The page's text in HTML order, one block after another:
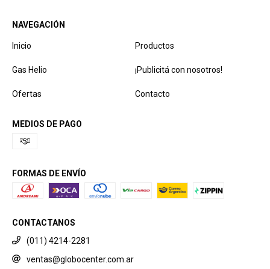
NAVEGACIÓN
Inicio Productos
Gas Helio ¡Publicitá con nosotros!
Ofertas Contacto
MEDIOS DE PAGO
FORMAS DE ENVÍO
CONTACTANOS
(011) 4214-2281
ventas@globocenter.com.ar